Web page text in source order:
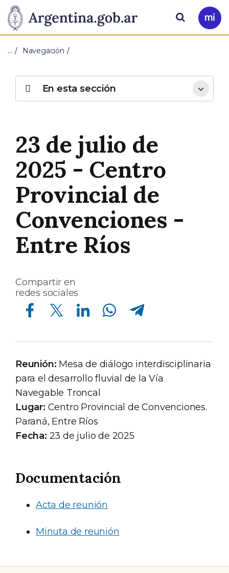
Presidencia
de
Nación
Pasar al contenido principal
Ir
a
Buscar
… Navegación
23 de julio de
2025 - Centro
Provincial de
Convenciones -
Entre Ríos
Compartir en
redes sociales
Compartir en Facebook Compartir en Twitter Compartir en Linkedin Compartir en Whatsapp Compartir en Telegram
Reunión: Mesa de diálogo interdisciplinaria
para el desarrollo fluvial de la Vía
Navegable Troncal
Lugar: Centro Provincial de Convenciones.
Paraná, Entre Ríos
Fecha: 23 de julio de 2025
Documentación
Acta de reunión
Minuta de reunión
En esta sección